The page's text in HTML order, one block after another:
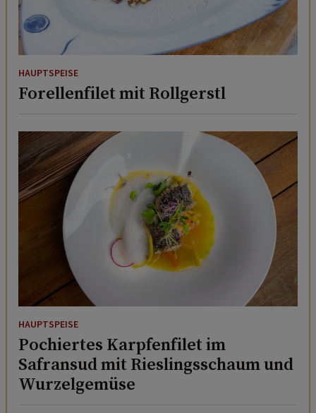
HAUPTSPEISE
Forellenfilet mit Rollgerstl
HAUPTSPEISE
Pochiertes Karpfenfilet im
Safransud mit Rieslingsschaum und
Wurzelgemüse